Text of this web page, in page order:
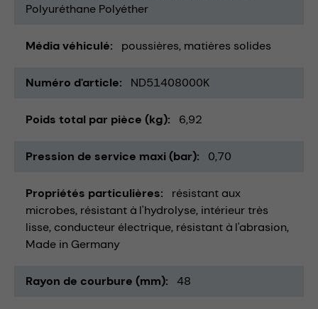
Polyuréthane Polyéther
Média véhiculé poussières matières solides
Numéro d'article ND51408000K
Poids total par pièce (kg) 6,92
Pression de service maxi (bar) 0,70
Propriétés particulières
résistant aux
microbes résistant à l'hydrolyse intérieur très
lisse conducteur électrique résistant à l'abrasion
Made in Germany
Rayon de courbure (mm) 48